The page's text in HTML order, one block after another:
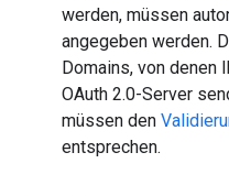
werden, müssen
angegeben werden.
Domains, von denen
OAuth 2.0-Server
müssen den
entsprechen.